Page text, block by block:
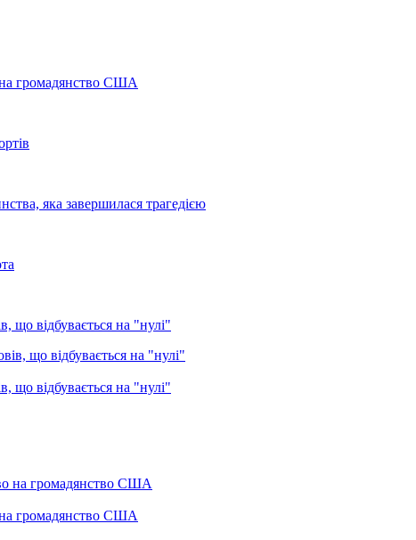
громадянство США
яка завершилася трагедією
що відбувається на "нулі"
що відбувається на "нулі"
громадянство США